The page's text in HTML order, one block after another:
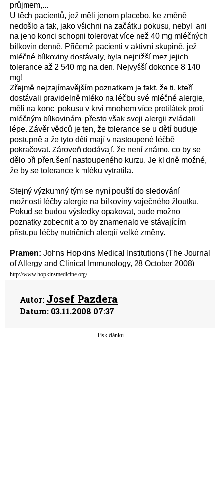
průjmem,...
U těch pacientů, jež měli jenom placebo, ke změně
nedošlo a tak, jako všichni na začátku pokusu, nebyli ani
na jeho konci schopni tolerovat více než 40 mg mléčných
bílkovin denně. Přičemž pacienti v aktivní skupině, jež
mléčné bílkoviny dostávaly, byla nejnižší mez jejich
tolerance až 2 540 mg na den. Nejvyšší dokonce 8 140
mg!
Zřejmě nejzajímavějším poznatkem je fakt, že ti, kteří
dostávali pravidelně mléko na léčbu své mléčné alergie,
měli na konci pokusu v krvi mnohem více protilátek proti
mléčným bílkovinám, přesto však svoji alergii zvládali
lépe. Závěr vědců je ten, že tolerance se u dětí buduje
postupně a že tyto děti mají v nastoupené léčbě
pokračovat. Zároveň dodávají, že není známo, co by se
dělo při přerušení nastoupeného kurzu. Je klidně možné,
že by se tolerance k mléku vytratila.
Stejný výzkumný tým se nyní pouští do sledování
možnosti léčby alergie na bílkoviny vaječného žloutku.
Pokud se budou výsledky opakovat, bude možno
poznatky zobecnit a to by znamenalo ve stávajícím
přístupu léčby nutričních alergií velké změny.
Pramen: Johns Hopkins Medical Institutions (The Journal
of Allergy and Clinical Immunology, 28 October 2008)
http://www.hopkinsmedicine.org/
Autor: Josef Pazdera
Datum: 03.11.2008 07:37
Tisk článku